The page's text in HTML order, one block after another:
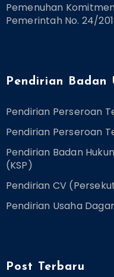
Pemenuhan
Pemerintah No. 24/
Pendirian Badan
Pendirian Perseroan
Pendirian Perseroan
Pendirian Badan
(KSP)
Pendirian CV
Pendirian Usaha
Post Terbaru